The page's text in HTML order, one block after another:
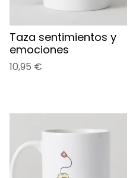
Taza sentimientos y
emociones
10,95 €